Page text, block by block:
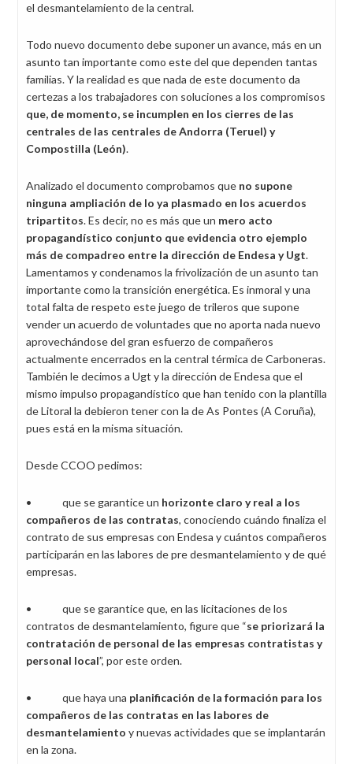
el desmantelamiento de la central.
Todo nuevo documento debe suponer un avance, más en un
asunto tan importante como este del que dependen tantas
familias. Y la realidad es que nada de este documento da
certezas a los trabajadores con soluciones a los compromisos
que, de momento, se incumplen en los cierres de las
centrales de las centrales de Andorra (Teruel) y
Compostilla (León).
Analizado el documento comprobamos que no supone
ninguna ampliación de lo ya plasmado en los acuerdos
tripartitos. Es decir, no es más que un mero acto
propagandístico conjunto que evidencia otro ejemplo
más de compadreo entre la dirección de Endesa y Ugt.
Lamentamos y condenamos la frivolización de un asunto tan
importante como la transición energética. Es inmoral y una
total falta de respeto este juego de trileros que supone
vender un acuerdo de voluntades que no aporta nada nuevo
aprovechándose del gran esfuerzo de compañeros
actualmente encerrados en la central térmica de Carboneras.
También le decimos a Ugt y la dirección de Endesa que el
mismo impulso propagandístico que han tenido con la plantilla
de Litoral la debieron tener con la de As Pontes (A Coruña),
pues está en la misma situación.
Desde CCOO pedimos:
• que se garantice un horizonte claro y real a los
compañeros de las contratas, conociendo cuándo finaliza el
contrato de sus empresas con Endesa y cuántos compañeros
participarán en las labores de pre desmantelamiento y de qué
empresas.
• que se garantice que, en las licitaciones de los
contratos de desmantelamiento, figure que “se priorizará la
contratación de personal de las empresas contratistas y
personal local”, por este orden.
• que haya una planificación de la formación para los
compañeros de las contratas en las labores de
desmantelamiento y nuevas actividades que se implantarán
en la zona.